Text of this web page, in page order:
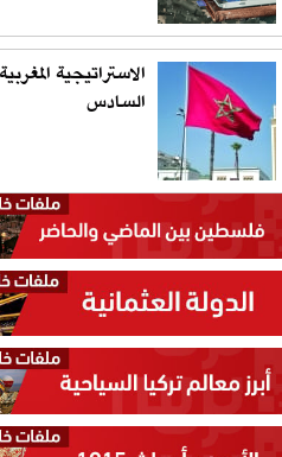
الاستراتيجية
السادس